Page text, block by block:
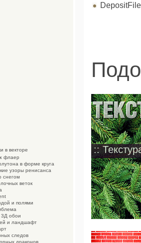
::
в векторе
флаер
в форме круга
узоры ренисанса
снегом
веток
и полями
3Д обои
и ландшафт
следов
драконов